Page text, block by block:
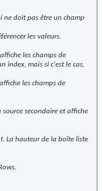
ne doit pas être un champ
les valeurs.
les champs de
index, mais si c'est le cas,
les champs de
secondaire et affiche
La hauteur de la boîte liste